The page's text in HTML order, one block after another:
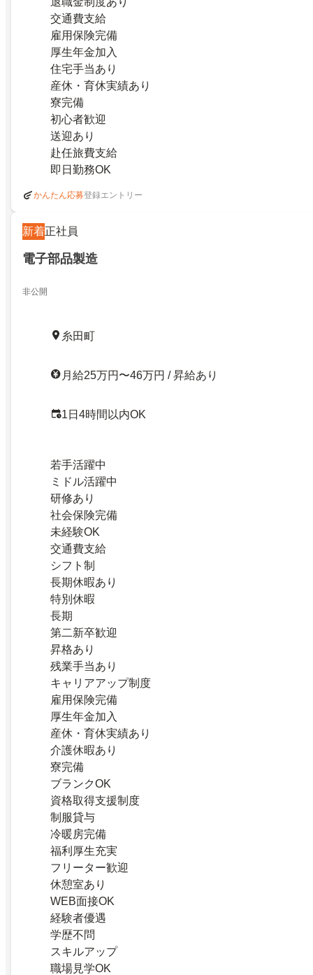
交通費支給
雇用保険完備
厚生年金加入
住宅手当あり
産休・育休実績あり
寮完備
初心者歓迎
送迎あり
赴任旅費支給
即日勤務OK
かんたん応募登録エントリー
新着正社員
電子部品製造
非公開
糸田町
月給25万円〜46万円 / 昇給あり
1日4時間以内OK
若手活躍中
ミドル活躍中
研修あり
社会保険完備
未経験OK
交通費支給
シフト制
長期休暇あり
特別休暇
長期
第二新卒歓迎
昇格あり
残業手当あり
キャリアアップ制度
雇用保険完備
厚生年金加入
産休・育休実績あり
介護休暇あり
寮完備
ブランクOK
資格取得支援制度
制服貸与
冷暖房完備
福利厚生充実
フリーター歓迎
休憩室あり
WEB面接OK
経験者優遇
学歴不問
スキルアップ
職場見学OK